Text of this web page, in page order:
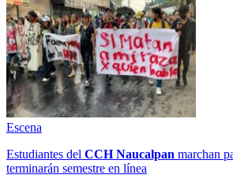
Escena
Estudiantes del CCH Naucalpan marchan
terminarán semestre en línea